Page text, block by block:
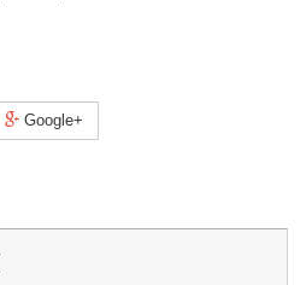
Google+